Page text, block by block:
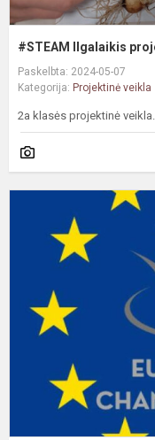
#STEAM Ilgalaikis
Paskelbta: 2024-05-07
Kategorija: Projektinė veikla
2a klasės projektinė veikla.